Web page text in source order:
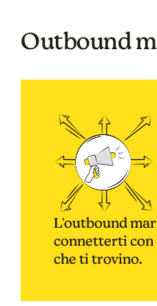
Outbound
L'outbound
connetterti con
che ti trovino.